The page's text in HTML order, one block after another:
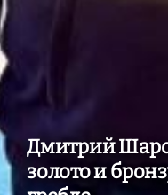
Дмитрий
золото и